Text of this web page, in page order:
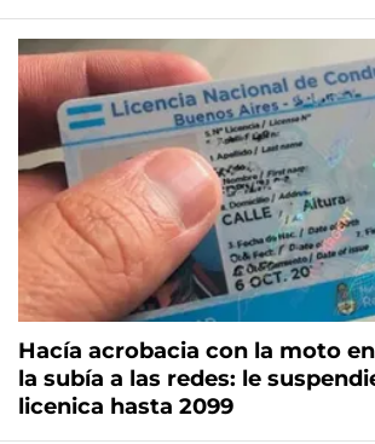
Hacía acrobacia con la moto
la subía a las redes: le
licenica hasta 2099